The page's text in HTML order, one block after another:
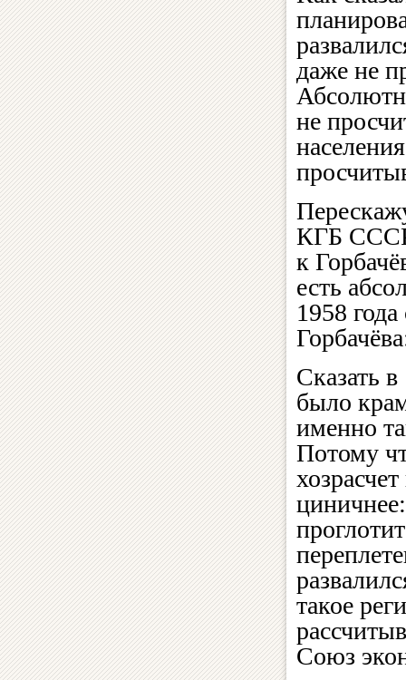
даже не
не
КГБ СССР
к
есть
1958
Сказать
было
именно
Потому
такое
Союз